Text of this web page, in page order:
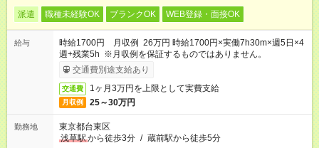
派遣 職種未経験OK ブランクOK WEB登録・面接OK
給与
時給1700円 月収例 26万円 時給1700円×実働7h30m×週5日×4
週+残業5h ※月収例を保証するものではありません。
交通費別途支給あり
交通費 1ヶ月3万円を上限として実費支給
月収例 25～30万円
勤務地
東京都台東区
浅草駅から徒歩3分 / 蔵前駅から徒歩5分